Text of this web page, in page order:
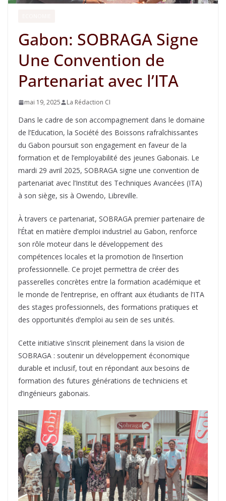
Gabon: SOBRAGA Signe
Une Convention de
Partenariat avec l’ITA
mai 19, 2025 La Rédaction CI
Dans le cadre de son accompagnement dans le domaine
de l’Education, la Société des Boissons rafraîchissantes
du Gabon poursuit son engagement en faveur de la
formation et de l’employabilité des jeunes Gabonais. Le
mardi 29 avril 2025, SOBRAGA signe une convention de
partenariat avec l’Institut des Techniques Avancées (ITA)
à son siège, sis à Owendo, Libreville.
À travers ce partenariat, SOBRAGA premier partenaire de
l’État en matière d’emploi industriel au Gabon, renforce
son rôle moteur dans le développement des
compétences locales et la promotion de l’insertion
professionnelle. Ce projet permettra de créer des
passerelles concrètes entre la formation académique et
le monde de l’entreprise, en offrant aux étudiants de l’ITA
des stages professionnels, des formations pratiques et
des opportunités d’emploi au sein de ses unités.
Cette initiative s’inscrit pleinement dans la vision de
SOBRAGA : soutenir un développement économique
durable et inclusif, tout en répondant aux besoins de
formation des futures générations de techniciens et
d’ingénieurs gabonais.